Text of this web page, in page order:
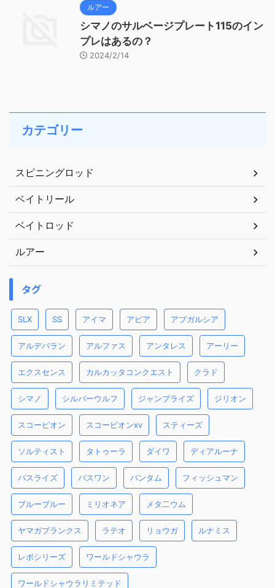
ルアー
シマノのサルベージプレート115のイン
プレはあるの？
2024/2/14
カテゴリー
スピニングロッド
ベイトリール
ベイトロッド
ルアー
タグ
SLX SS アイマ アピア アブガルシア
アルデバラン アルファス アンタレス アーリー
エクスセンス カルカッタコンクエスト クラド
シマノ シルバーウルフ ジャンプライズ ジリオン
スコーピオン スコーピオンxv スティーズ
ソルティスト タトゥーラ ダイワ ディアルーナ
バスライズ バスワン バンタム フィッシュマン
ブルーブルー ミリオネア メタ二ウム
ヤマガブランクス ラテオ リョウガ ルナミス
レボシリーズ ワールドシャウラ
ワールドシャウラリミテッド